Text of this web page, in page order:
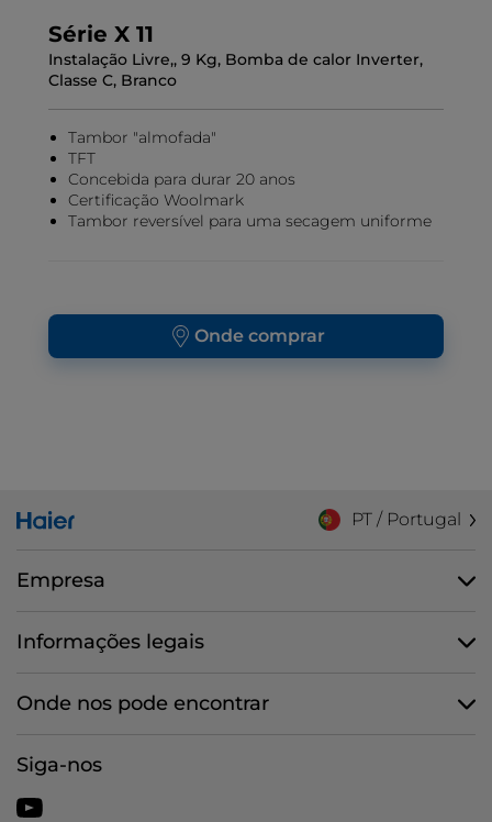
Série X 11
Instalação Livre,, 9 Kg, Bomba de calor Inverter,
Classe C, Branco
Tambor "almofada"
TFT
Concebida para durar 20 anos
Certificação Woolmark
Tambor reversível para uma secagem uniforme
Onde comprar
PT / Portugal
Empresa
Informações legais
Onde nos pode encontrar
Siga-nos